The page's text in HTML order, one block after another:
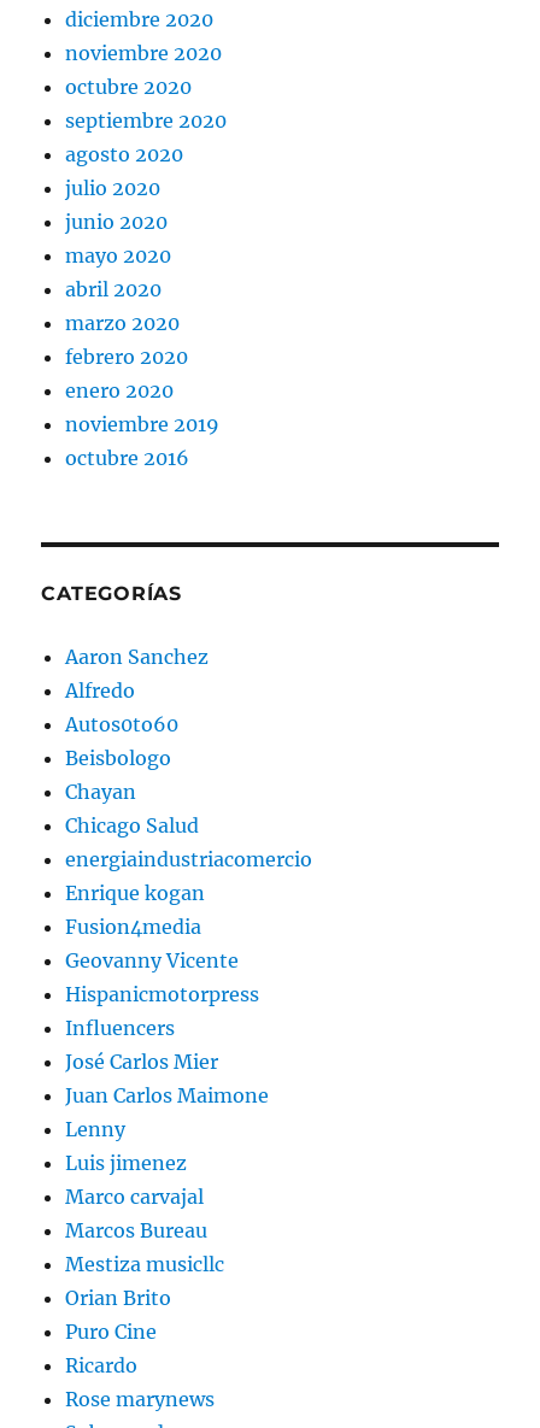
diciembre 2020
noviembre 2020
octubre 2020
septiembre 2020
agosto 2020
julio 2020
junio 2020
mayo 2020
abril 2020
marzo 2020
febrero 2020
enero 2020
noviembre 2019
octubre 2016
CATEGORÍAS
Aaron Sanchez
Alfredo
Autos0to60
Beisbologo
Chayan
Chicago Salud
energiaindustriacomercio
Enrique kogan
Fusion4media
Geovanny Vicente
Hispanicmotorpress
Influencers
José Carlos Mier
Juan Carlos Maimone
Lenny
Luis jimenez
Marco carvajal
Marcos Bureau
Mestiza musicllc
Orian Brito
Puro Cine
Ricardo
Rose marynews